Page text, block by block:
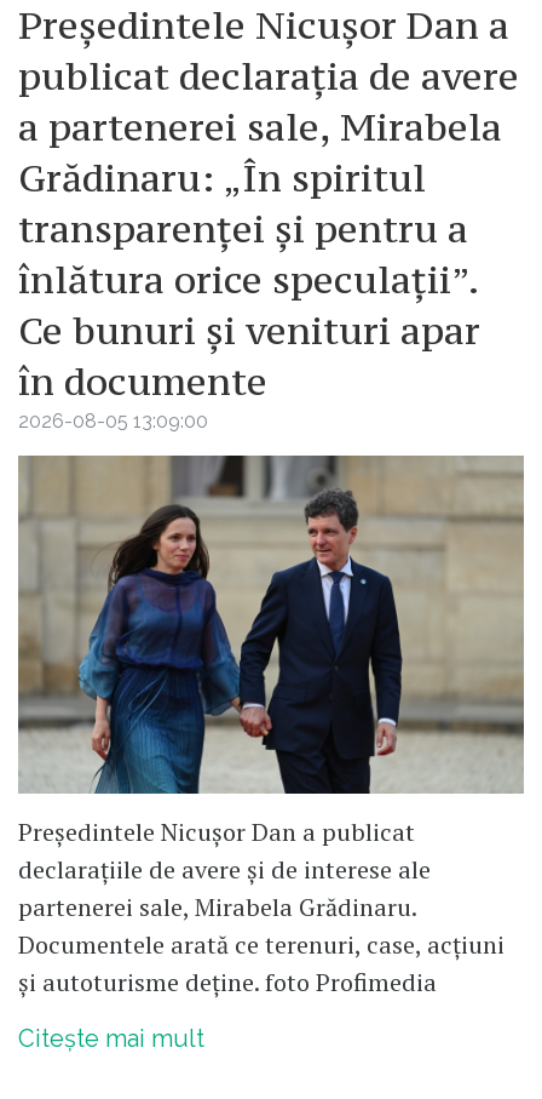
Președintele Nicușor Dan a
publicat declarația de avere
a partenerei sale, Mirabela
Grădinaru: „În spiritul
transparenței și pentru a
înlătura orice speculații”.
Ce bunuri și venituri apar
în documente
2026-08-05 13:09:00
Președintele Nicușor Dan a publicat
declarațiile de avere și de interese ale
partenerei sale, Mirabela Grădinaru.
Documentele arată ce terenuri, case, acțiuni
și autoturisme deține. foto Profimedia
Citește mai mult